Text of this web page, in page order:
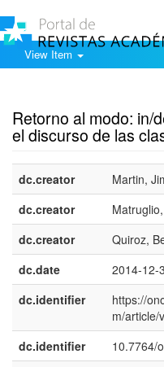
View Item
Retorno al modo: in/
el discurso de las
dc.creator
Martin,
dc.creator
dc.creator
Quiroz,
dc.date
2014-12-
dc.identifier
https://
m/article/
dc.identifier
10.7764/